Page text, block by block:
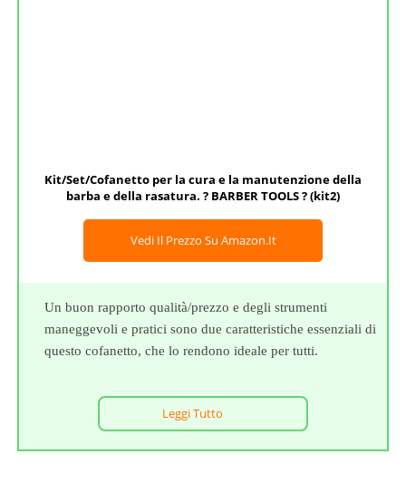
Kit/Set/Cofanetto per la cura e la manutenzione della
barba e della rasatura. ? BARBER TOOLS ? (kit2)
Vedi Il Prezzo Su Amazon.it
Un buon rapporto qualità/prezzo e degli strumenti
maneggevoli e pratici sono due caratteristiche essenziali di
questo cofanetto, che lo rendono ideale per tutti.
Leggi Tutto